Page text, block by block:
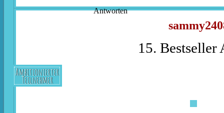
Antworten
15. Bestseller
Ambitionierter
Teilnehmer